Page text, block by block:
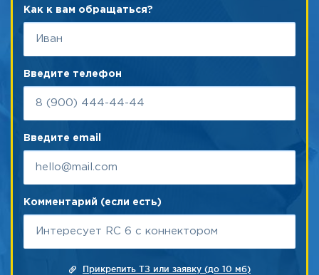
Как к вам обращаться?
Введите телефон
Введите email
Комментарий (если есть)
Прикрепить ТЗ или заявку (до 10 мб)